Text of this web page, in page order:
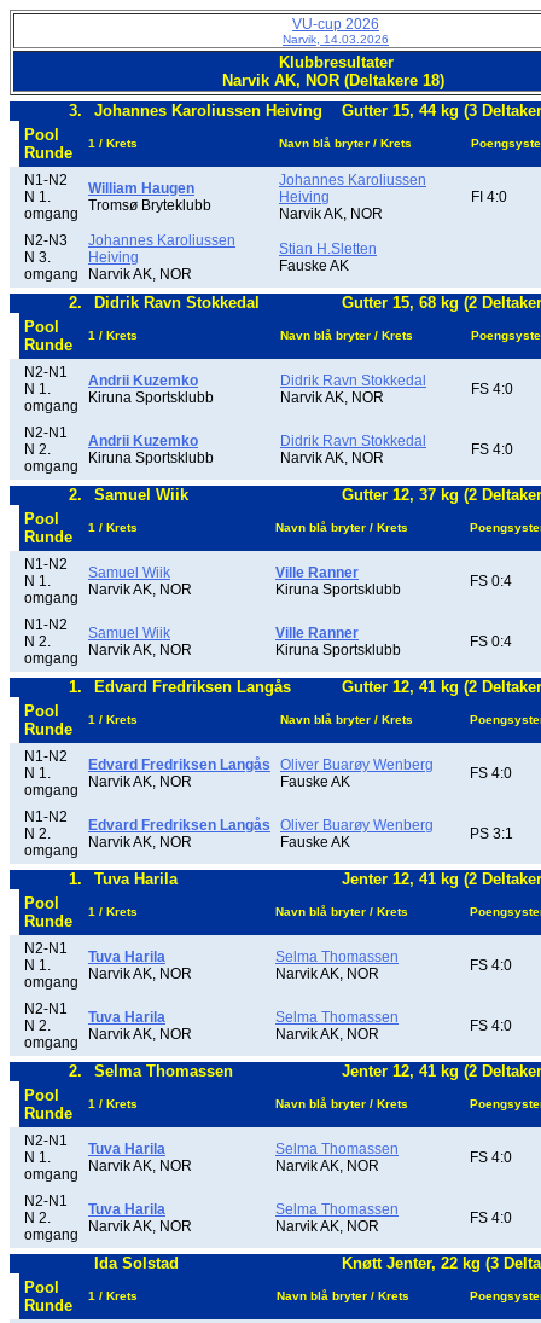
VU-cup 2026
Narvik, 14.03.2026
Klubbresultater
Narvik AK, NOR (Deltakere 18)
3.
Johannes Karoliussen Heiving
Gutter 15, 44 kg (3
Pool
Runde
1 / Krets Navn blå bryter / Krets
N1-N2
N 1.
omgang
William Haugen
Tromsø Bryteklubb
Johannes Karoliussen
Heiving
Narvik AK, NOR
FI 4:0
N2-N3
N 3.
omgang
Johannes Karoliussen
Heiving
Narvik AK, NOR
Stian H.Sletten
Fauske AK
2. Didrik Ravn Stokkedal
Gutter 15, 68 kg (2
Pool
Runde
1 / Krets Navn blå bryter / Krets
N2-N1
N 1.
omgang
Andrii Kuzemko
Kiruna Sportsklubb
Didrik Ravn Stokkedal
Narvik AK, NOR
FS 4:0
N2-N1
N 2.
omgang
Andrii Kuzemko
Kiruna Sportsklubb
Didrik Ravn Stokkedal
Narvik AK, NOR
FS 4:0
2. Samuel Wiik
Gutter 12, 37 kg (2
Pool
Runde
1 / Krets Navn blå bryter / Krets
N1-N2
N 1.
omgang
Samuel Wiik
Narvik AK, NOR
Ville Ranner
Kiruna Sportsklubb
FS 0:4
N1-N2
N 2.
omgang
Samuel Wiik
Narvik AK, NOR
Ville Ranner
Kiruna Sportsklubb
FS 0:4
1. Edvard Fredriksen Langås
Gutter 12, 41 kg (2
Pool
Runde
1 / Krets Navn blå bryter / Krets
N1-N2
N 1.
omgang
Edvard Fredriksen Langås
Narvik AK, NOR
Oliver Buarøy Wenberg
Fauske AK
FS 4:0
N1-N2
N 2.
omgang
Edvard Fredriksen Langås
Narvik AK, NOR
Oliver Buarøy Wenberg
Fauske AK
PS 3:1
1. Tuva Harila
Jenter 12, 41 kg (2
Pool
Runde
1 / Krets Navn blå bryter / Krets
N2-N1
N 1.
omgang
Tuva Harila
Narvik AK, NOR
Selma Thomassen
Narvik AK, NOR
FS 4:0
N2-N1
N 2.
omgang
Tuva Harila
Narvik AK, NOR
Selma Thomassen
Narvik AK, NOR
FS 4:0
2. Selma Thomassen
Jenter 12, 41 kg (2
Pool
Runde
1 / Krets Navn blå bryter / Krets
N2-N1
N 1.
omgang
Tuva Harila
Narvik AK, NOR
Selma Thomassen
Narvik AK, NOR
FS 4:0
N2-N1
N 2.
omgang
Tuva Harila
Narvik AK, NOR
Selma Thomassen
Narvik AK, NOR
FS 4:0
Ida Solstad
Knøtt Jenter, 22 kg (3
Pool
Runde
1 / Krets Navn blå bryter / Krets